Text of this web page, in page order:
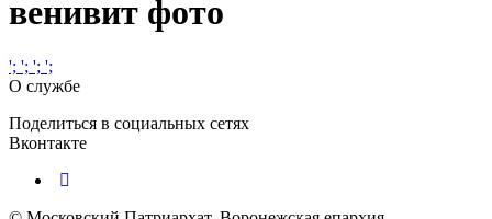
венивит фото
'; '; '; ';
О службе
Поделиться в социальных сетях
Вконтакте